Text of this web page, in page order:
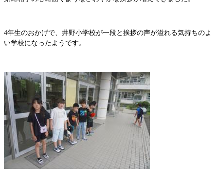
4年生のおかげで、井野小学校が一段と挨拶の声が溢れる気持ちのよ
い学校になったようです。